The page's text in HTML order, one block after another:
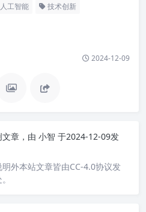
人工智能 技术创新
2024-12-09
章，由 小智 于2024-12-09发
外本站文章皆由CC-4.0协议发